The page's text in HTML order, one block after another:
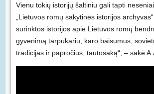
Vienu tokių istorijų šaltiniu gali tapti
„Lietuvos romų sakytinės istorijos
surinktos istorijos apie Lietuvos romų
gyvenimą tarpukariu, karo baisumus,
tradicijas ir papročius, tautosaką“, – sakė